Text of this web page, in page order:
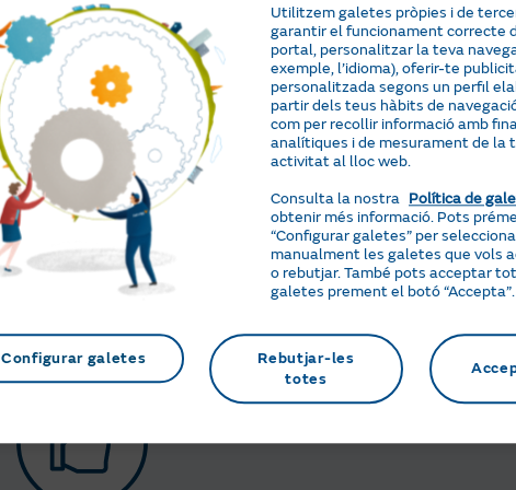
Tota la informació al teu abast
Pots accedir tant a la informació general com
Vincles a altres preguntes i
Troba a la part inferior de cada pregunta
relacionades amb la informació que estàs
Valora si la informació t’ha resultat
Valora a la part inferior de cada pregunta si
Utilitzem galetes pròpies i de
garantir el funcionament correcte
portal, personalitzar la teva
exemple, l’idioma), oferir-te
personalitzada segons un perfil
partir dels teus hàbits de
com per recollir informació amb
analítiques i de mesurament de la
activitat al lloc web.
Consulta la nostra Política de
obtenir més informació. Pots
“Configurar galetes” per
manualment les galetes que vols
o rebutjar. També pots acceptar
galetes prement el botó “Accepta”.
Rebutjar-les
totes
Configurar galetes